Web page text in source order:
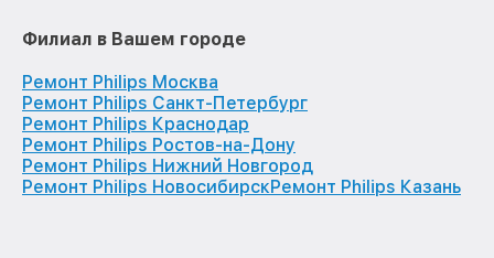
Филиал в Вашем городе
Ремонт Philips Москва
Ремонт Philips Санкт-Петербург
Ремонт Philips Краснодар
Ремонт Philips Ростов-на-Дону
Ремонт Philips Нижний Новгород
Ремонт Philips НовосибирскРемонт Philips Казань